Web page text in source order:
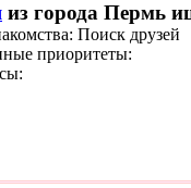
из города Пермь
Поиск друзей
приоритеты: